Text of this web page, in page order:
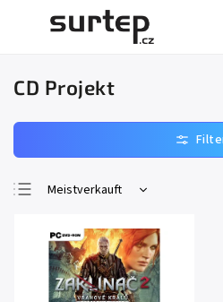
CD Projekt
Meistverkauft
Teuerste
Alphabetisch